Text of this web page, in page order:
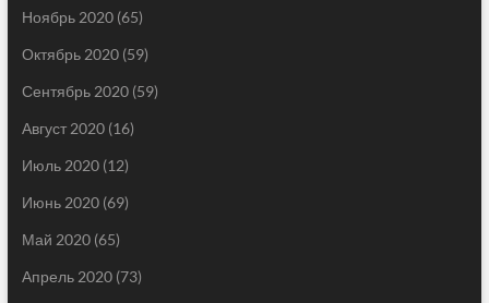
Ноябрь 2020(65)
Октябрь 2020(59)
Сентябрь 2020(59)
Август 2020(16)
Июль 2020(12)
Июнь 2020(69)
Май 2020(65)
Апрель 2020(73)